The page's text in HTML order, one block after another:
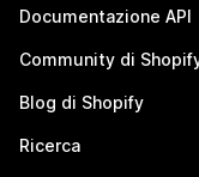
Documentazione API
Community di
Blog di Shopify
Ricerca